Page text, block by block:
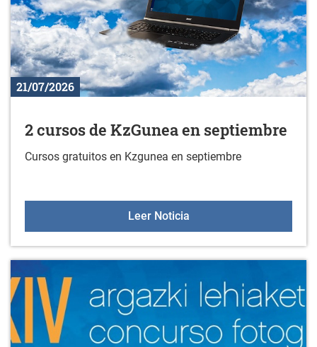
21/07/2026
2 cursos de KzGunea en septiembre
Cursos gratuitos en Kzgunea en septiembre
Leer Noticia2 cursos de KzGunea en